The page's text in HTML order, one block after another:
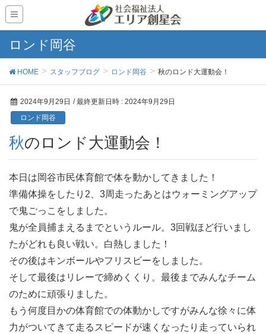
ロンド岡谷
HOME スタッフブログ ロンド岡谷 秋のロンド大運動会！
2024年9月29日 / 最終更新日時 : 2024年9月29日
ロンド岡谷
秋のロンド大運動会！
本日は岡谷市民体育館で体を動かしてきました！
準備体操をしたり2、3周走ったあとはウォーミングアップ
で鬼ごっこをしました。
鬼が全員捕まえるまでというルール。3回戦ほど行いまし
たがどれも良い戦い。白熱しました！
その後はキンボールやフリスビーをしました。
そして最後はリレーで締めくくり。最後までみんなチーム
のために頑張りました。
もう何度目かの体育館での体動かしですがみんな徐々に体
力がついてきて走るスピードが速くなったり走っていられ